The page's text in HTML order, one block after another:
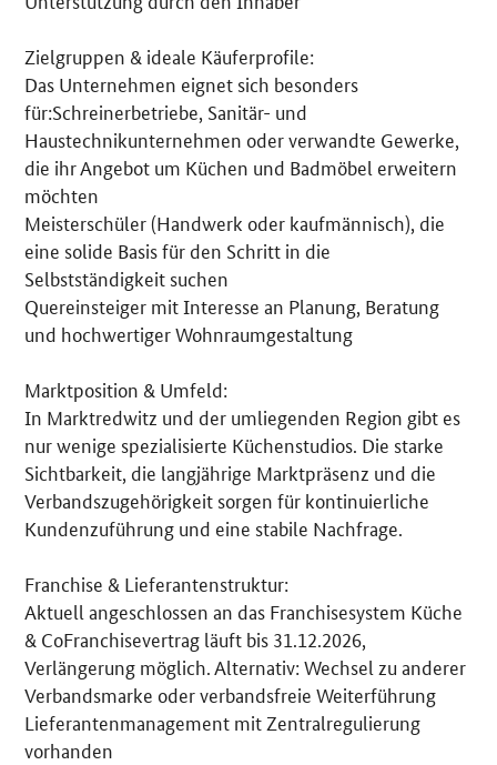
Zielgruppen & ideale Käuferprofile:
Das Unternehmen eignet sich besonders
für:Schreinerbetriebe, Sanitär- und
Haustechnikunternehmen oder verwandte Gewerke,
die ihr Angebot um Küchen und Badmöbel erweitern
möchten
Meisterschüler (Handwerk oder kaufmännisch), die
eine solide Basis für den Schritt in die
Selbstständigkeit suchen
Quereinsteiger mit Interesse an Planung, Beratung
und hochwertiger Wohnraumgestaltung
Marktposition & Umfeld:
In Marktredwitz und der umliegenden Region gibt es
nur wenige spezialisierte Küchenstudios. Die starke
Sichtbarkeit, die langjährige Marktpräsenz und die
Verbandszugehörigkeit sorgen für kontinuierliche
Kundenzuführung und eine stabile Nachfrage.
Franchise & Lieferantenstruktur:
Aktuell angeschlossen an das Franchisesystem Küche
& CoFranchisevertrag läuft bis 31.12.2026,
Verlängerung möglich. Alternativ: Wechsel zu anderer
Verbandsmarke oder verbandsfreie Weiterführung
Lieferantenmanagement mit Zentralregulierung
vorhanden